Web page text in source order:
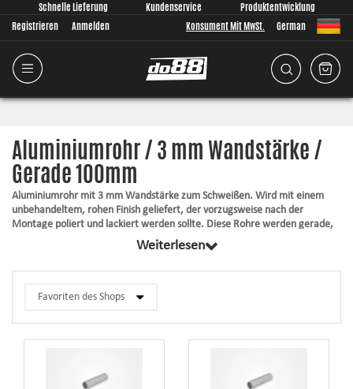
Schnelle Lieferung Kundenservice
Produktentwicklung
Registrieren
Anmelden Konsument Mit MwSt. German
Aluminiumrohr / 3 mm Wandstärke /
Gerade 100mm
Aluminiumrohr mit 3 mm Wandstärke zum Schweißen. Wird mit einem
unbehandeltem, rohen Finish geliefert, der vorzugsweise nach der
Montage poliert und lackiert werden sollte. Diese Rohre werden gerade,
ohne Falz geliefert. Für einen ordentlichen und sicheren Abschluss des
Rohrs, kann ein Rohrabschluß mit schlauchanschluss angeschweißt
Finish: T6060
Weiterlesen